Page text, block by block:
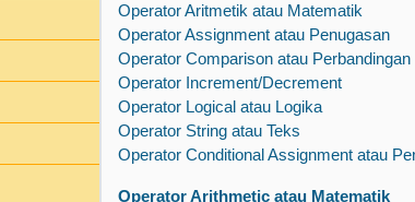
Operator Aritmetik atau Matematik
Operator Assignment atau Penugasan
Operator Comparison atau Perbandingan
Operator Increment/Decrement
Operator Logical atau Logika
Operator String atau Teks
Operator Conditional Assignment atau
Operator Arithmetic atau Matematik